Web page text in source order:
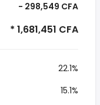
- 298,549 CFA
* 1,681,451 CFA
22.1%
15.1%